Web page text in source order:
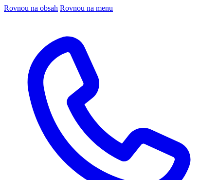
Rovnou na obsah Rovnou na menu